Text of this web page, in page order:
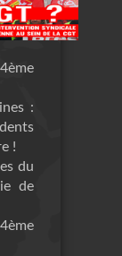
:
!
du
de